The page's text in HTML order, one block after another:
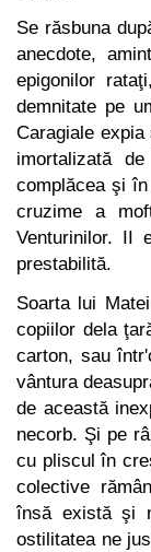
Se răsbuna
anecdote,
epigonilor
demnitate pe
Caragiale
imortalizată
complăcea şi
cruzime a
Venturinilor. II
prestabilită.
Soarta lui
copiilor dela
car­ton, sau
vântura
de această
necorb. Şi pe
cu pliscul în
colective
însă există şi
ostilitatea ne